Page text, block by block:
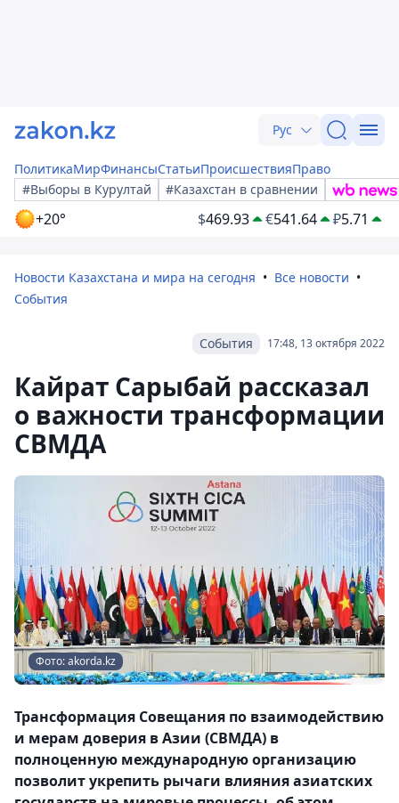
Рус
ПолитикаМирФинансыСтатьиПроисшествияПраво
#Выборы в Курултай
#Казахстан в сравнении
+20° $469.93 €541.64 ₽5.71
Новости Казахстана и мира на сегодня
Все новости
События
17:48, 13 октября 2022
События
Кайрат Сарыбай рассказал
о важности трансформации
СВМДА
Фото: akorda.kz
Трансформация Совещания по взаимодействию
и мерам доверия в Азии (СВМДА) в
полноценную международную организацию
позволит укрепить рычаги влияния азиатских